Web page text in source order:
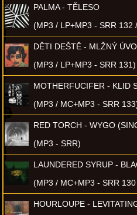
PALMA - TĚLESO
(MP3 / LP+MP3 - SRR 132
DĚTI DEŠTĚ - MLŽNÝ
(MP3 / LP+MP3 - SRR 131)
MOTHERFUCIFER - KLID
(MP3 / MC+MP3 - SRR
RED TORCH - WYGO
(MP3 - SRR)
LAUNDERED SYRUP -
(MP3 / MC+MP3 - SRR
HOURLOUPE -